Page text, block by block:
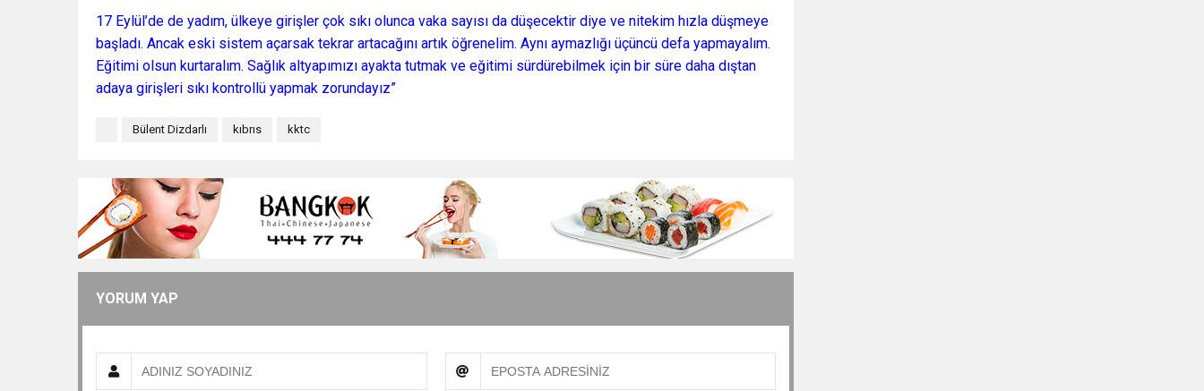
17 Eylül’de de yadım, ülkeye girişler çok sıkı olunca vaka sayısı da düşecektir diye ve nitekim hızla düşmeye
başladı. Ancak eski sistem açarsak tekrar artacağını artık öğrenelim. Aynı aymazlığı üçüncü defa yapmayalım.
Eğitimi olsun kurtaralım. Sağlık altyapımızı ayakta tutmak ve eğitimi sürdürebilmek için bir süre daha dıştan
adaya girişleri sıkı kontrollü yapmak zorundayız”
Bülent Dizdarlı kıbrıs kktc
YORUM YAP